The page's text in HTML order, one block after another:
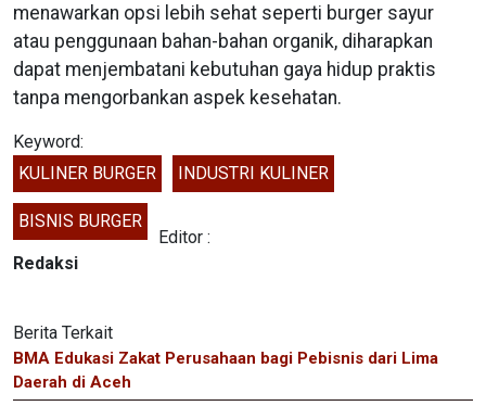
menawarkan opsi lebih sehat seperti burger sayur
atau penggunaan bahan-bahan organik, diharapkan
dapat menjembatani kebutuhan gaya hidup praktis
tanpa mengorbankan aspek kesehatan.
Keyword:
KULINER BURGER
INDUSTRI KULINER
BISNIS BURGER
Editor :
Redaksi
Berita Terkait
BMA Edukasi Zakat Perusahaan bagi Pebisnis dari Lima
Daerah di Aceh